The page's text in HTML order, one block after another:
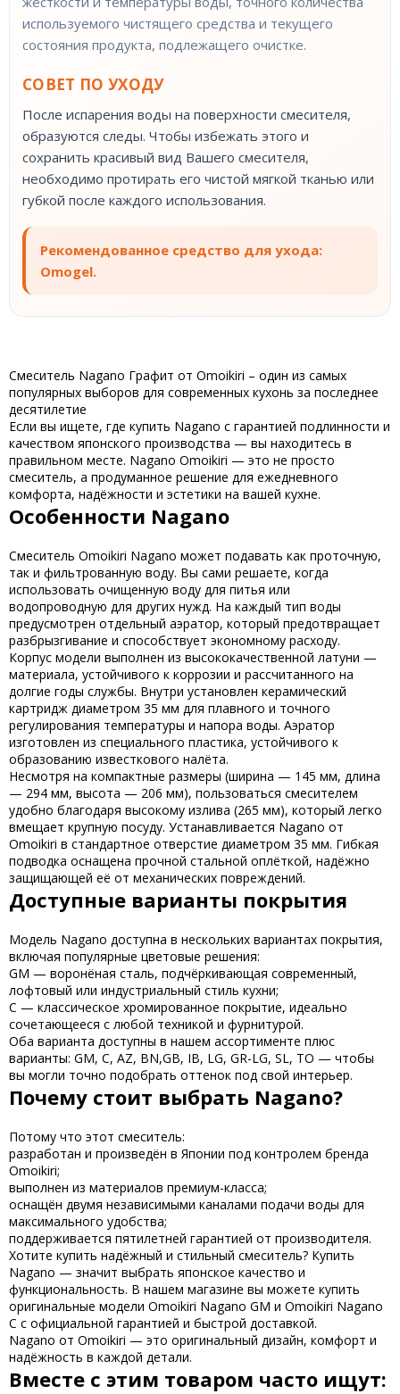
используемого чистящего средства и текущего
состояния продукта, подлежащего очистке.
СОВЕТ ПО УХОДУ
После испарения воды на поверхности смесителя,
образуются следы. Чтобы избежать этого и
сохранить красивый вид Вашего смесителя,
необходимо протирать его чистой мягкой тканью или
губкой после каждого использования.
Рекомендованное средство для ухода:
Omogel.
Смеситель Nagano Графит от Omoikiri – один из самых
популярных выборов для современных кухонь за последнее
десятилетие
Если вы ищете, где купить Nagano с гарантией подлинности и
качеством японского производства — вы находитесь в
правильном месте. Nagano Omoikiri — это не просто
смеситель, а продуманное решение для ежедневного
комфорта, надёжности и эстетики на вашей кухне.
Особенности Nagano
Смеситель Omoikiri Nagano может подавать как проточную,
так и фильтрованную воду. Вы сами решаете, когда
использовать очищенную воду для питья или
водопроводную для других нужд. На каждый тип воды
предусмотрен отдельный аэратор, который предотвращает
разбрызгивание и способствует экономному расходу.
Корпус модели выполнен из высококачественной латуни —
материала, устойчивого к коррозии и рассчитанного на
долгие годы службы. Внутри установлен керамический
картридж диаметром 35 мм для плавного и точного
регулирования температуры и напора воды. Аэратор
изготовлен из специального пластика, устойчивого к
образованию известкового налёта.
Несмотря на компактные размеры (ширина — 145 мм, длина
— 294 мм, высота — 206 мм), пользоваться смесителем
удобно благодаря высокому излива (265 мм), который легко
вмещает крупную посуду. Устанавливается Nagano от
Omoikiri в стандартное отверстие диаметром 35 мм. Гибкая
подводка оснащена прочной стальной оплёткой, надёжно
защищающей её от механических повреждений.
Доступные варианты покрытия
Модель Nagano доступна в нескольких вариантах покрытия,
включая популярные цветовые решения:
GM — воронёная сталь, подчёркивающая современный,
лофтовый или индустриальный стиль кухни;
C — классическое хромированное покрытие, идеально
сочетающееся с любой техникой и фурнитурой.
Оба варианта доступны в нашем ассортименте плюс
варианты: GM, C, AZ, BN,GB, IB, LG, GR-LG, SL, TO — чтобы
вы могли точно подобрать оттенок под свой интерьер.
Почему стоит выбрать Nagano?
Потому что этот смеситель:
разработан и произведён в Японии под контролем бренда
Omoikiri;
выполнен из материалов премиум-класса;
оснащён двумя независимыми каналами подачи воды для
максимального удобства;
поддерживается пятилетней гарантией от производителя.
Хотите купить надёжный и стильный смеситель? Купить
Nagano — значит выбрать японское качество и
функциональность. В нашем магазине вы можете купить
оригинальные модели Omoikiri Nagano GM и Omoikiri Nagano
C с официальной гарантией и быстрой доставкой.
Nagano от Omoikiri — это оригинальный дизайн, комфорт и
надёжность в каждой детали.
Вместе с этим товаром часто ищут: